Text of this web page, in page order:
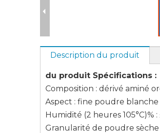
Description du produit
du produit Spécifications :
Composition : dérivé aminé
Aspect : fine poudre blanche
Humidité (2 heures 105°C)% :
Granularité de poudre sèche